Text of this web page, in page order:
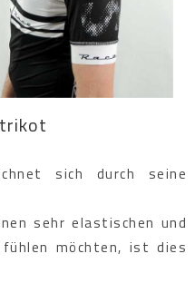
sich durch seine
sehr elastischen und
möchten, ist dies